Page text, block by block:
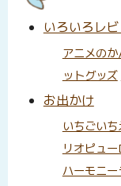
いろいろレ
アニメのか
ットグッズ
お出かけ
いちごいち
リオピュ
ハーモニー